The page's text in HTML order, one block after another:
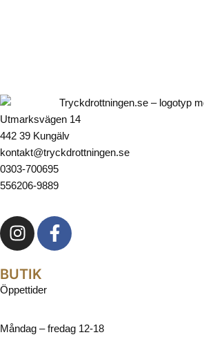
Utmarksvägen 14
442 39 Kungälv
kontakt@tryckdrottningen.se
0303-700695
556206-9889
BUTIK
Öppettider
Måndag – fredag 12-18